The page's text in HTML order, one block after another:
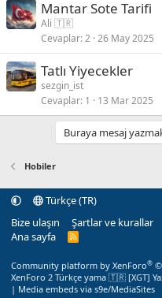
Mantar Sote Tarifi
Ali 🇹🇷
Cevaplar 2 26 May 2025
Tatlı Yiyecekler
sezgin_ist
Cevaplar 1 13 Mar 2025
Buraya mesaj
Hobiler
Türkçe (TR)
Bize ulaşın
Şartlar ve kurallar
Ana sayfa
R
Community platform by XenForo® ©
XenForo 2 Türkçe yama 🇹🇷 [XGT]
| Media embeds via s9e/MediaSites